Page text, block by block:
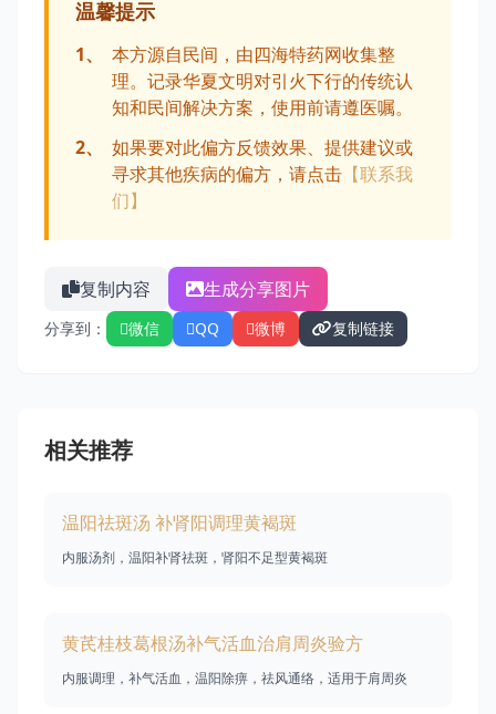
温馨提示
1、
本方源自民间，由四海特药网收集整
理。记录华夏文明对引火下行的传统认
知和民间解决方案，使用前请遵医嘱。
2、
如果要对此偏方反馈效果、提供建议或
寻求其他疾病的偏方，请点击 【联系我
们】
复制内容 生成分享图片
分享到： 微信 QQ 微博 复制链接
相关推荐
温阳祛斑汤 补肾阳调理黄褐斑
内服汤剂，温阳补肾祛斑，肾阳不足型黄褐斑
黄芪桂枝葛根汤补气活血治肩周炎验方
内服调理，补气活血，温阳除痹，祛风通络，适用于肩周炎